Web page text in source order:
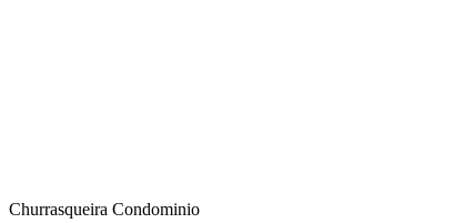
Churrasqueira Condominio